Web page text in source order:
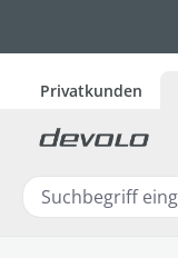
Privatkunden